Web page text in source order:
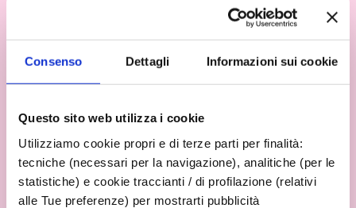
Consenso Dettagli Informazioni sui cookie
Questo sito web utilizza i cookie
Utilizziamo cookie propri e di terze parti per finalità:
tecniche (necessari per la navigazione), analitiche (per le
statistiche) e cookie traccianti / di profilazione (relativi
alle Tue preferenze) per mostrarti pubblicità